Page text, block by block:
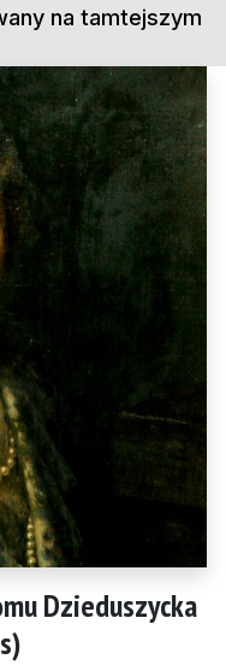
na tamtejszym
Dzieduszycka